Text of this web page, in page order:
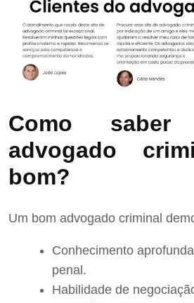
Como
advogado
bom?
Um bom advogado criminal
Conhecimento
penal.
Habilidade de